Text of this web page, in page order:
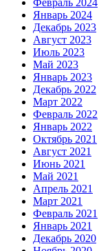
Февраль 2024
Январь 2024
Декабрь 2023
Август 2023
Июль 2023
Май 2023
Январь 2023
Декабрь 2022
Март 2022
Февраль 2022
Январь 2022
Октябрь 2021
Август 2021
Июнь 2021
Май 2021
Апрель 2021
Март 2021
Февраль 2021
Январь 2021
Декабрь 2020